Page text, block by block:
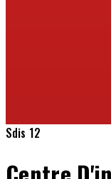
Sdis 12